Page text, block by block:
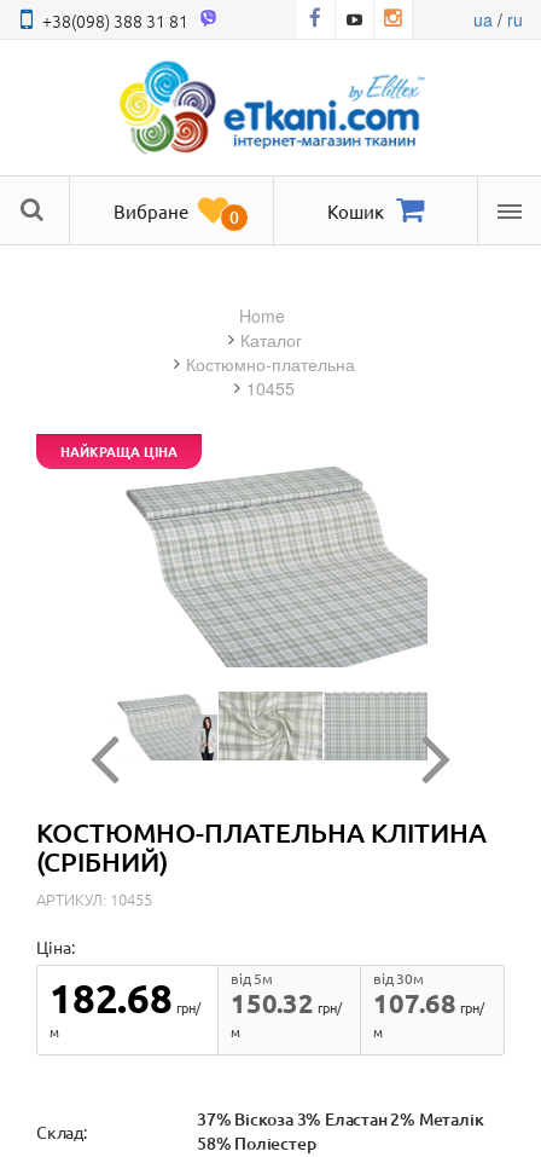
+38(098) 388 31 81 ua/ ru
Вибране 0 Кошик
Home
Каталог
костюмно-плательна
10455
НАЙКРАЩА ЦІНА
КОСТЮМНО-ПЛАТЕЛЬНА КЛІТИНА
(СРІБНИЙ)
АРТИКУЛ: 10455
Ціна:
182.68 грн/
м
150.32
від 5м
грн/
м
107.68
від 30м
грн/
м
Cклад:
37% Віскоза 3% Еластан 2% Металік
58% Поліестер